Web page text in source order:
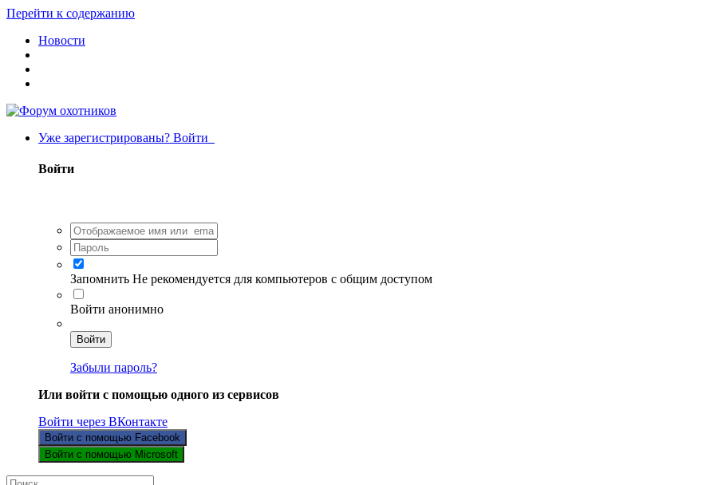
Перейти к содержанию
Новости
Уже зарегистрированы? Войти
Войти
Запомнить Не рекомендуется для компьютеров с общим доступом
Войти анонимно
Войти
Забыли пароль?
Или войти с помощью одного из сервисов
Войти через ВКонтакте
Войти с помощью Facebook
Войти с помощью Microsoft